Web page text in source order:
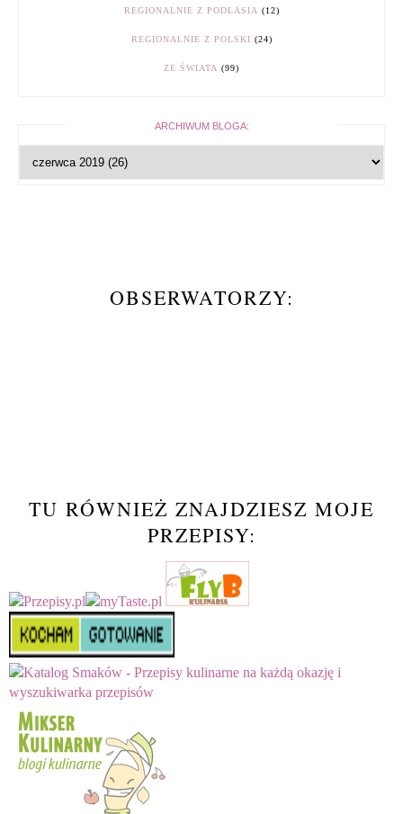
REGIONALNIE Z PODLASIA (12)
REGIONALNIE Z POLSKI (24)
ZE ŚWIATA (99)
ARCHIWUM BLOGA:
OBSERWATORZY:
TU RÓWNIEŻ ZNAJDZIESZ MOJE
PRZEPISY: